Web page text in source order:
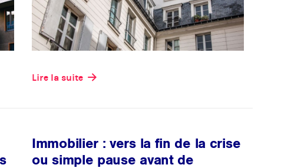
Lire la suite
Immobilier : vers la fin de la crise
ou simple pause avant de